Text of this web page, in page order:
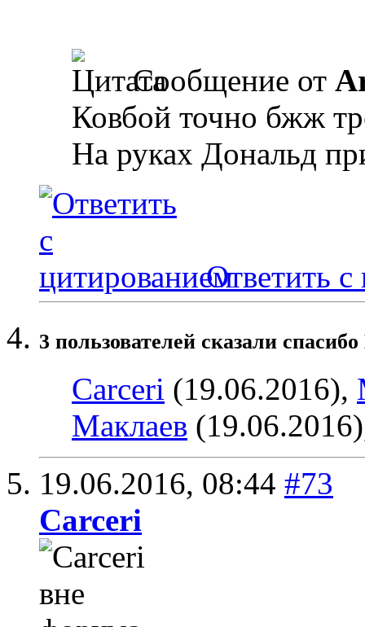
Сообщение от
Ковбой точно бжж
На руках Дональд
Ответить с
3 пользователей сказали
Carceri (19.06.2016),
Маклаев
19.06.2016, 08:44 #73
Carceri